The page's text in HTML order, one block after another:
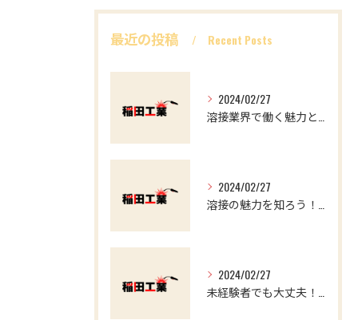
最近の投稿 Recent Posts
2024/02/27
2024/02/27
2024/02/27